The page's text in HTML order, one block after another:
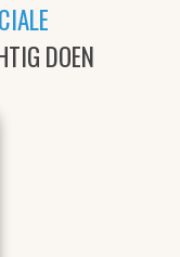
DOEN